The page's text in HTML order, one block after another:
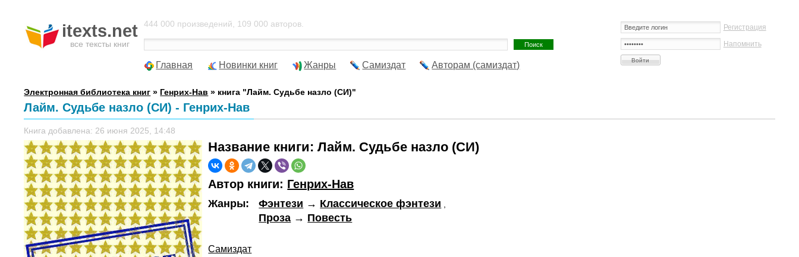
itexts.net
все тексты книг
Регистрация
Напомнить
444 000 произведений, 109 000 авторов.
Главная Новинки книг Жанры Самиздат Авторам (самиздат)
Электронная библиотека книг » Генрих-Нав » книга "Лайм. Судьбе назло (СИ)"
Лайм. Судьбе назло (СИ) - Генрих-Нав
Книга добавлена: 26 июня 2025, 14:48
Название книги:Лайм. Судьбе назло (СИ)
Автор книги: Генрих-Нав
Жанры: Фэнтези → Классическое фэнтези
Проза → Повесть
Самиздат